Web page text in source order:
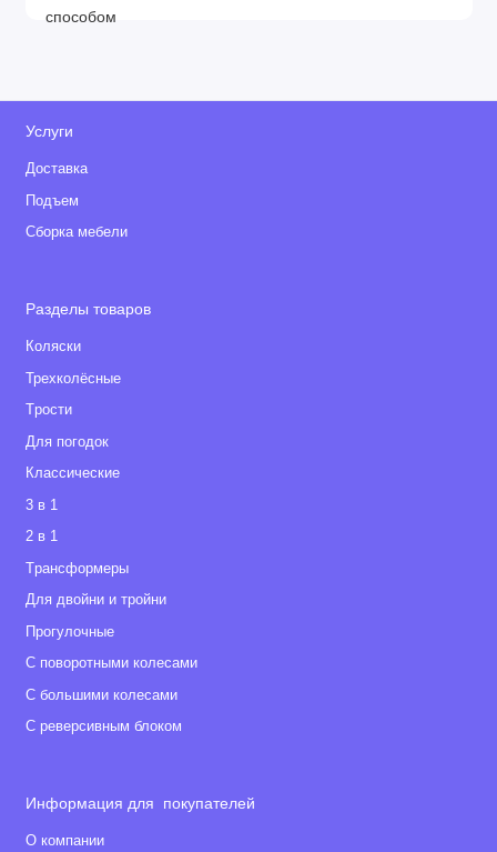
Услуги
Доставка
Подъем
Сборка мебели
Разделы товаров
Коляски
Трехколёсные
Tрости
Для погодок
Классические
3 в 1
2 в 1
Tрансформеры
Для двойни и тройни
Прогулочные
С поворотными колесами
С большими колесами
С реверсивным блоком
Информация для покупателей
О компании